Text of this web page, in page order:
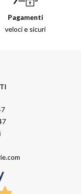
Pagamenti
veloci e sicuri